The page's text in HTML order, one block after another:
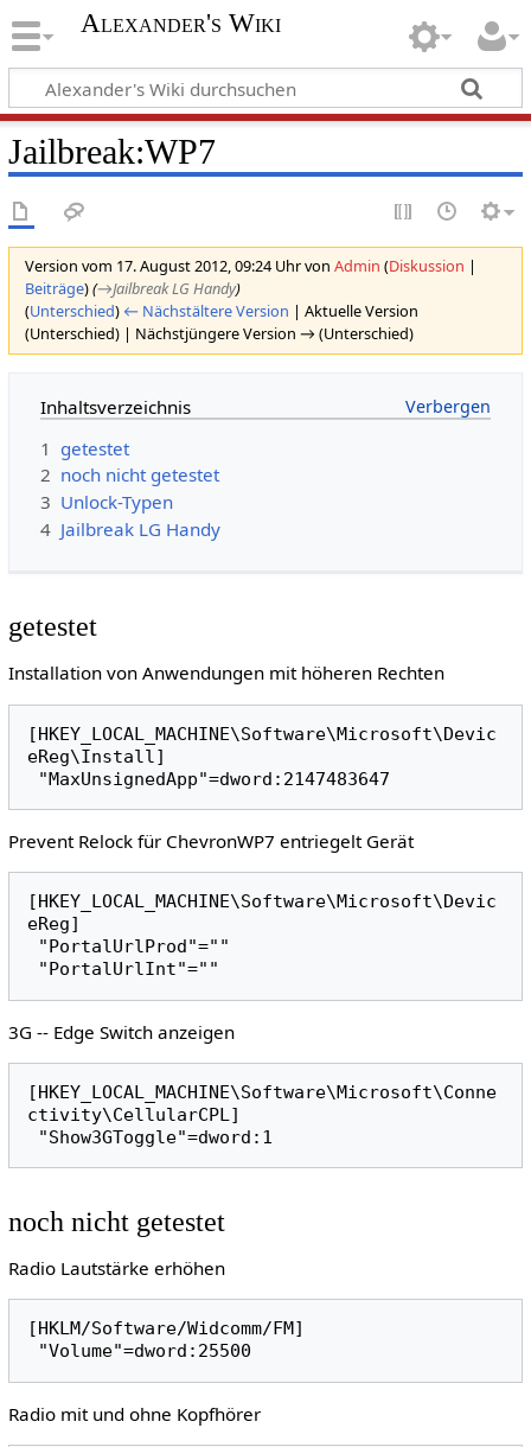
Alexander's Wiki
Jailbreak:WP7
Version vom 17. August 2012, 09:24 Uhr von Admin (Diskussion |
Beiträge)(→‎Jailbreak LG Handy)
(Unterschied) ← Nächstältere Version | Aktuelle Version
(Unterschied) | Nächstjüngere Version → (Unterschied)
Inhaltsverzeichnis
1 getestet
2 noch nicht getestet
3 Unlock-Typen
4 Jailbreak LG Handy
getestet
Installation von Anwendungen mit höheren Rechten
[HKEY_LOCAL_MACHINE\Software\Microsoft\Devic
eReg\Install]
Prevent Relock für ChevronWP7 entriegelt Gerät
[HKEY_LOCAL_MACHINE\Software\Microsoft\Devic
eReg]
3G -- Edge Switch anzeigen
[HKEY_LOCAL_MACHINE\Software\Microsoft\Conne
ctivity\CellularCPL]
noch nicht getestet
Radio Lautstärke erhöhen
[HKLM/Software/Widcomm/FM]
Radio mit und ohne Kopfhörer